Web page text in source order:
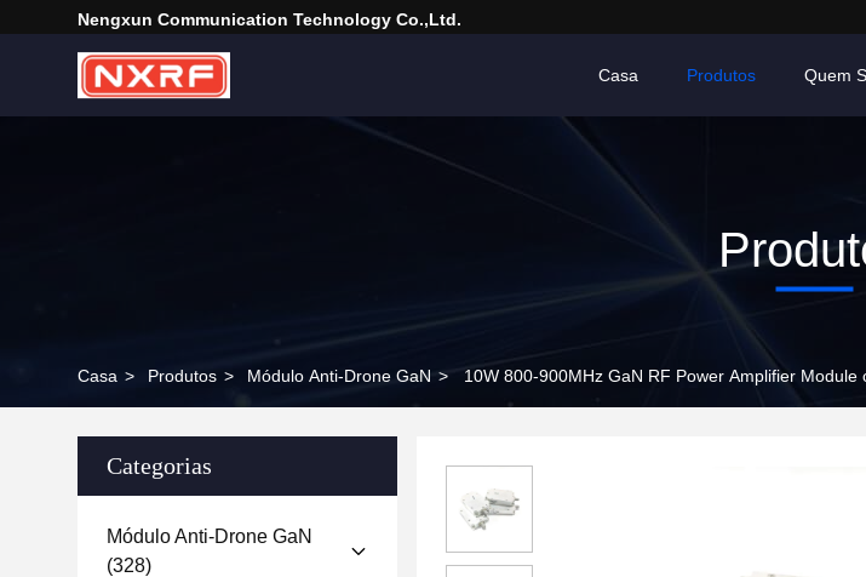
Nengxun Communication Technology Co.,Ltd.
Casa Produtos Quem
Casa > Produtos > Módulo Anti-Drone GaN > 10W 800-900MHz GaN RF Power Amplifier
Categorias
Módulo Anti-Drone GaN
(328)